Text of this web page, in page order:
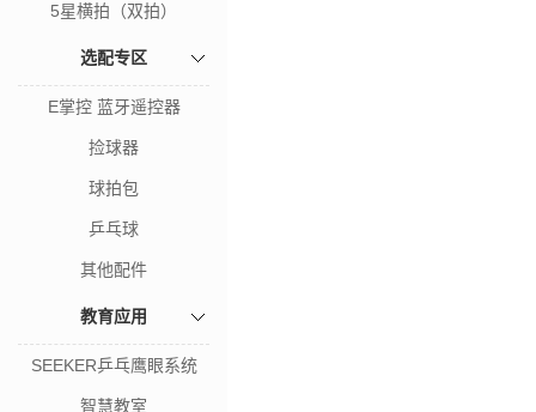
5星横拍（双拍）
选配专区
E掌控 蓝牙遥控器
捡球器
球拍包
乒乓球
其他配件
教育应用
SEEKER乒乓鹰眼系统
智慧教室